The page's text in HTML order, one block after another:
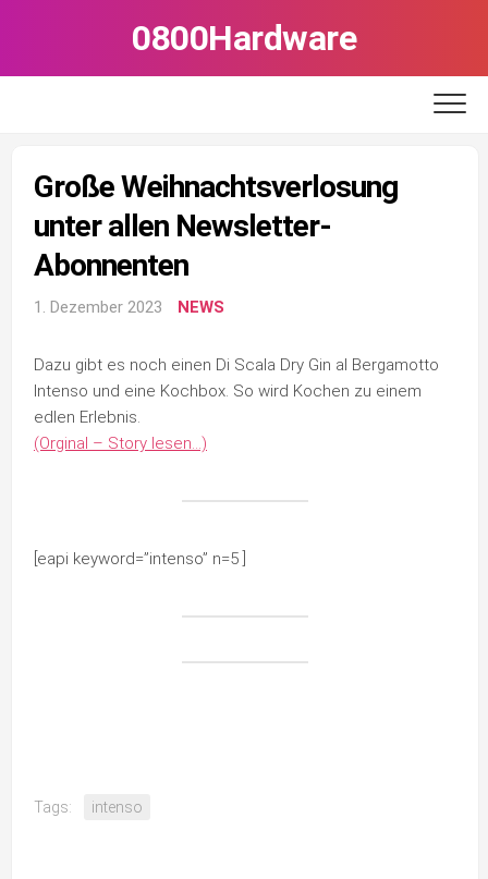
0800Hardware
Große Weihnachtsverlosung
unter allen Newsletter-
Abonnenten
1. Dezember 2023 NEWS
Dazu gibt es noch einen Di Scala Dry Gin al Bergamotto
Intenso und eine Kochbox. So wird Kochen zu einem
edlen Erlebnis.
(Orginal – Story lesen…)
[eapi keyword=”intenso” n=5 ]
Tags: intenso